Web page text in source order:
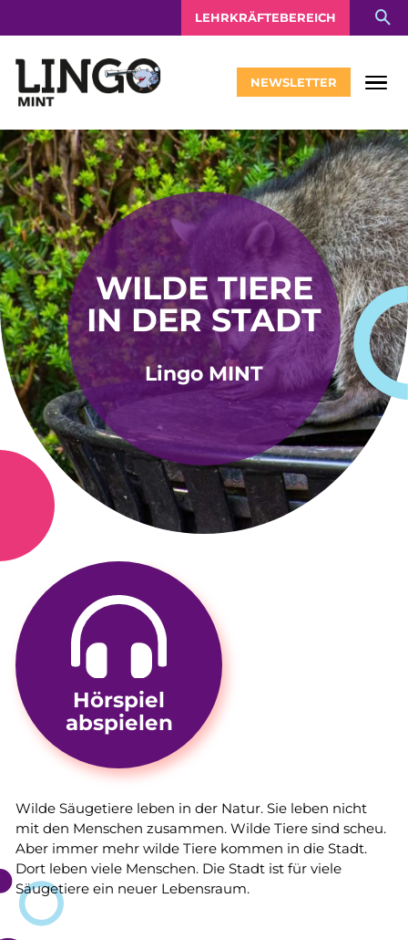
LEHRKRÄFTEBEREICH
NEWSLETTER
WILDE TIERE
IN DER STADT
Lingo MINT
Hörspiel
abspielen
Wilde Säugetiere leben in der Natur. Sie leben nicht
mit den Menschen zusammen. Wilde Tiere sind scheu.
Aber immer mehr wilde Tiere kommen in die Stadt.
Dort leben viele Menschen. Die Stadt ist für viele
Säugetiere ein neuer Lebensraum.